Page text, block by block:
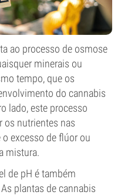
ao processo de osmose
minerais ou
tempo, que os
do cannabis
lado, este processo
os nutrientes nas
excesso de flúor ou
mistura.
de pH é também
plantas de cannabis